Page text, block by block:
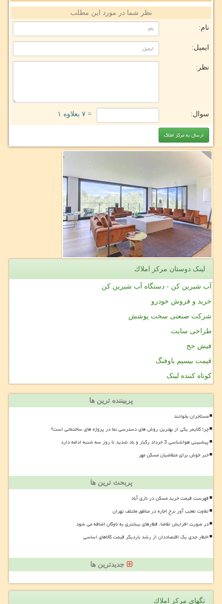
نظر شما در مورد این مطلب
نام:
ایمیل:
نظر:
سوال: = ۷ بعلاوه ۱
لینک دوستان مركز املاك
آب شیرین کن - دستگاه آب شیرین کن
خرید و فروش خودرو
شرکت صنعتی سخت پوشش
طراحی سایت
فیش حج
قیمت بیسیم باوفنگ
کوتاه کننده لینک
پربیننده ترین ها
مستأجران بخوانند
چرا کلایمر یکی از بهترین روش های دسترسی نما در پروژه های ساختمانی است؟
پیشبینی هواشناسی 3 خرداد رگبار و باد شدید تا روز سه شنبه ادامه دارد
خبر خوش برای متقاضیان مسکن مهر
پربحث ترین ها
فهرست قیمت خرید مسکن در نازی آباد
تفاوت تعجب آور نرخ اجاره در مناطق مختلف تهران
در صورت افزایش تقاضا، قطارهای بیشتری به ناوگان اضافه می شود
اخطار جدی یک اقتصاددان از رشد باردیگر قیمت کالاهای اساسی
جدیدترین ها
تگهای مركز املاك